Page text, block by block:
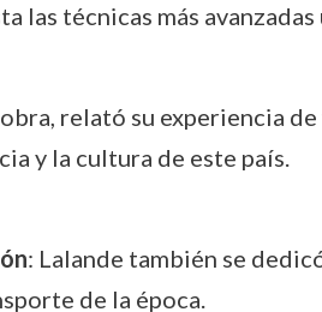
las técnicas más
obra, relató su experiencia
y la cultura de este país.
: Lalande también se
de la época.